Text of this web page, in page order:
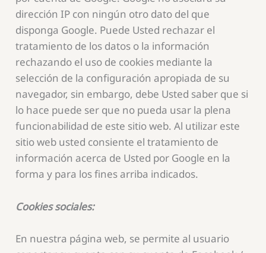
dirección IP con ningún otro dato del que
disponga Google. Puede Usted rechazar el
tratamiento de los datos o la información
rechazando el uso de cookies mediante la
selección de la configuración apropiada de su
navegador, sin embargo, debe Usted saber que si
lo hace puede ser que no pueda usar la plena
funcionabilidad de este sitio web. Al utilizar este
sitio web usted consiente el tratamiento de
información acerca de Usted por Google en la
forma y para los fines arriba indicados.
Cookies sociales:
En nuestra página web, se permite al usuario